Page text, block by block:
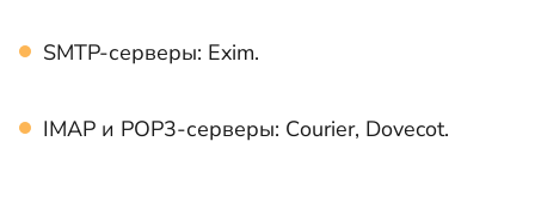
SMTP-серверы: Exim.
IMAP и POP3-серверы: Сourier, Dovecot.